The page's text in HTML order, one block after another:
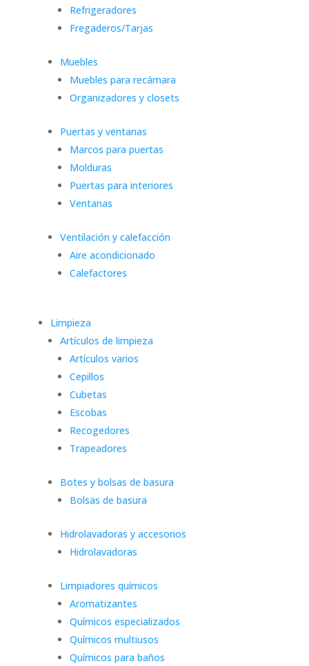
Refrigeradores
Fregaderos/Tarjas
Muebles
Muebles para recámara
Organizadores y closets
Puertas y ventanas
Marcos para puertas
Molduras
Puertas para interiores
Ventanas
Ventilación y calefacción
Aire acondicionado
Calefactores
Limpieza
Artículos de limpieza
Artículos varios
Cepillos
Cubetas
Escobas
Recogedores
Trapeadores
Botes y bolsas de basura
Bolsas de basura
Hidrolavadoras y accesorios
Hidrolavadoras
Limpiadores químicos
Aromatizantes
Químicos especializados
Químicos multiusos
Químicos para baños